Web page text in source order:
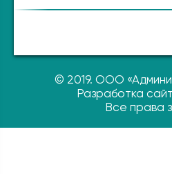
© 2019. ООО
Разработка
Все права